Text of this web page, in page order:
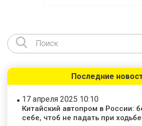
Последние
17 апреля 2025 10:10
Китайский автопром в России:
себе, чтоб не падать при ходьбе